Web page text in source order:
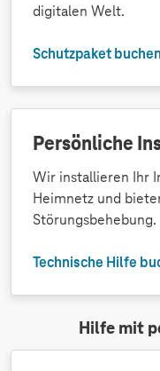
digitalen Welt.
Schutzpaket buchen
Persönliche
Wir installieren Ihr
Heimnetz und
Störungsbehebung.
Technische Hilfe
Hilfe mit